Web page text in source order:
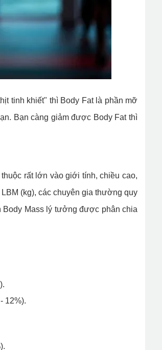
tinh khiết" thì Body Fat là phần mỡ
Bạn càng giảm được Body Fat thì
rất lớn vào giới tính, chiều cao,
(kg), các chuyên gia thường quy
Body Mass lý tưởng được phân chia
12%).